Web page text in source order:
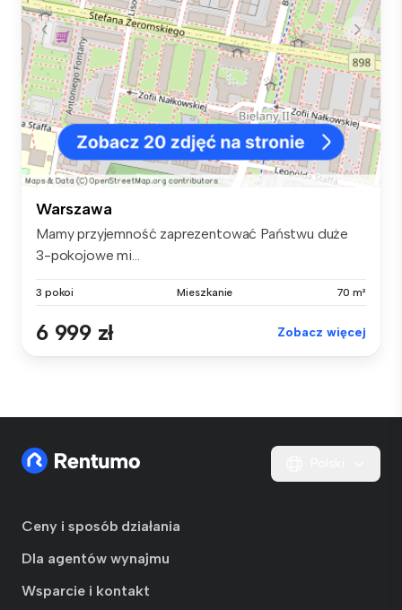
Warszawa
Mamy przyjemność zaprezentować Państwu duże
3-pokojowe mi...
3 pokoi Mieszkanie 70 m²
6 999 zł Zobacz więcej
Ceny i sposób działania
Dla agentów wynajmu
Wsparcie i kontakt